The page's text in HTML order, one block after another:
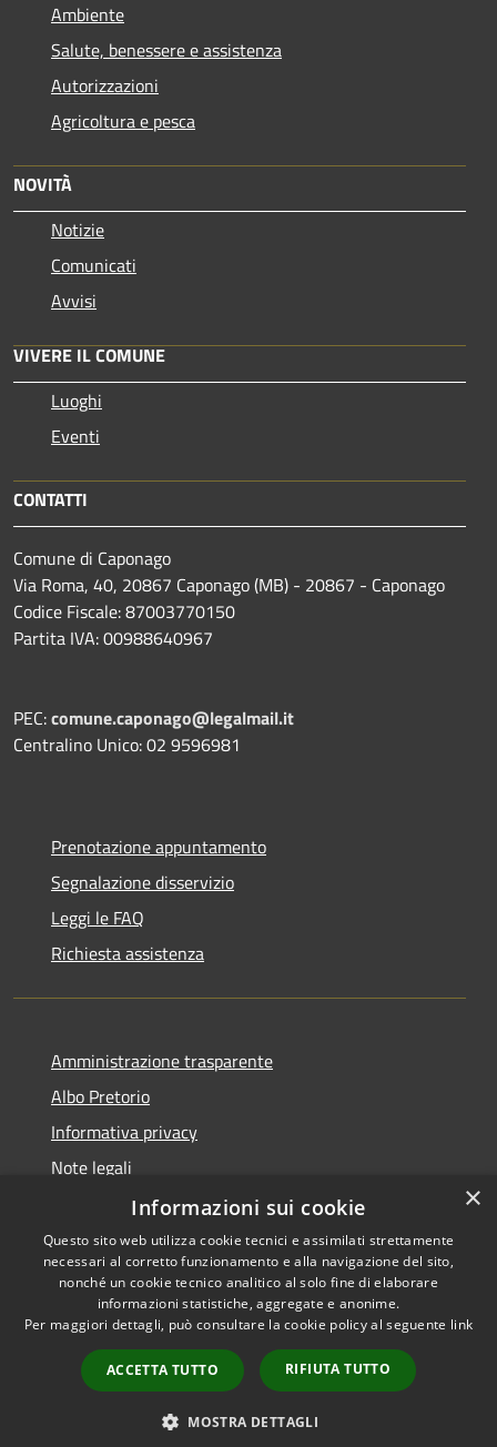
Ambiente
Salute, benessere e assistenza
Autorizzazioni
Agricoltura e pesca
NOVITÀ
Notizie
Comunicati
Avvisi
VIVERE IL COMUNE
Luoghi
Eventi
CONTATTI
Comune di Caponago
Via Roma, 40, 20867 Caponago (MB) - 20867 - Caponago
Codice Fiscale: 87003770150
Partita IVA: 00988640967
PEC:comune.caponago@legalmail.it
Centralino Unico: 02 9596981
Prenotazione appuntamento
Segnalazione disservizio
Leggi le FAQ
Richiesta assistenza
Amministrazione trasparente
Albo Pretorio
Informativa privacy
Note legali
Dichiarazione di accessibilità
RSS
Accessibilità
Copyright © 2026 • Comune di
Municipium•
Accesso
redazione
×
Informazioni sui cookie
Questo sito web utilizza cookie tecnici e assimilati strettamente
necessari al corretto funzionamento e alla navigazione del sito,
nonché un cookie tecnico analitico al solo fine di elaborare
informazioni statistiche, aggregate e anonime.
Per maggiori dettagli, può consultare la cookie policy al seguente link
ACCETTA TUTTO RIFIUTA TUTTO
MOSTRA DETTAGLI